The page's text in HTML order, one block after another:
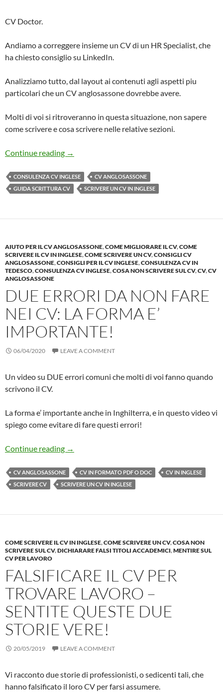
CV Doctor.
Andiamo a correggere insieme un CV di un HR Specialist, che
ha chiesto consiglio su LinkedIn.
Analizziamo tutto, dal layout ai contenuti agli aspetti piu
particolari che un CV anglosassone dovrebbe avere.
Molti di voi si ritroveranno in questa situazione, non sapere
come scrivere e cosa scrivere nelle relative sezioni.
Continue reading CV Doctor: Correggiamo insieme questo
→
CONSULENZA CV INGLESE
CV ANGLOSASSONE
GUIDA SCRITTURA CV
SCRIVERE UN CV IN INGLESE
AIUTO PER IL CV ANGLOSASSONE,COME MIGLIORARE IL CV,COME
SCRIVERE IL CV IN INGLESE,COME SCRIVERE UN CV,CONSIGLI CV
ANGLOSASSONE,CONSIGLI PER IL CV INGLESE,CONSULENZA CV IN
TEDESCO,CONSULENZA CV INGLESE,COSA NON SCRIVERE SUL CV,CV,CV
ANGLOSASSONE
DUE ERRORI DA NON FARE
NEI CV: LA FORMA E’
IMPORTANTE!
06/04/2020 LEAVE A COMMENT
Un video su DUE errori comuni che molti di voi fanno quando
scrivono il CV.
La forma e’ importante anche in Inghilterra, e in questo video vi
spiego come evitare di fare questi errori!
Continue reading Due errori da non fare nei CV: la FORMA e’
→
CV ANGLOSASSONE CV IN FORMATO PDF O DOC
CV IN INGLESE
SCRIVERE CV
SCRIVERE UN CV IN INGLESE
COME SCRIVERE IL CV IN INGLESE,COME SCRIVERE UN CV,COSA NON
SCRIVERE SUL CV,DICHIARARE FALSI TITOLI ACCADEMICI,MENTIRE SUL
CV PER LAVORO
FALSIFICARE IL CV PER
TROVARE LAVORO –
SENTITE QUESTE DUE
STORIE VERE!
20/05/2019 LEAVE A COMMENT
Vi racconto due storie di professionisti, o sedicenti tali, che
hanno falsificato il loro CV per farsi assumere.